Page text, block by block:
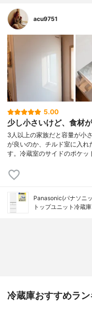
acu9751
5.00
少し小さいけど、食材
3人以上の家族だと容量が小
が良いのか、チルド室に入
す。冷蔵室のサイドのポケッ
Panasonic(パナソニ
トップユニット冷蔵
冷蔵庫おすすめラ